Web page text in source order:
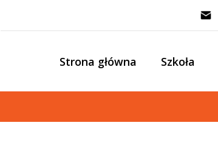
Strona główna Szkoła